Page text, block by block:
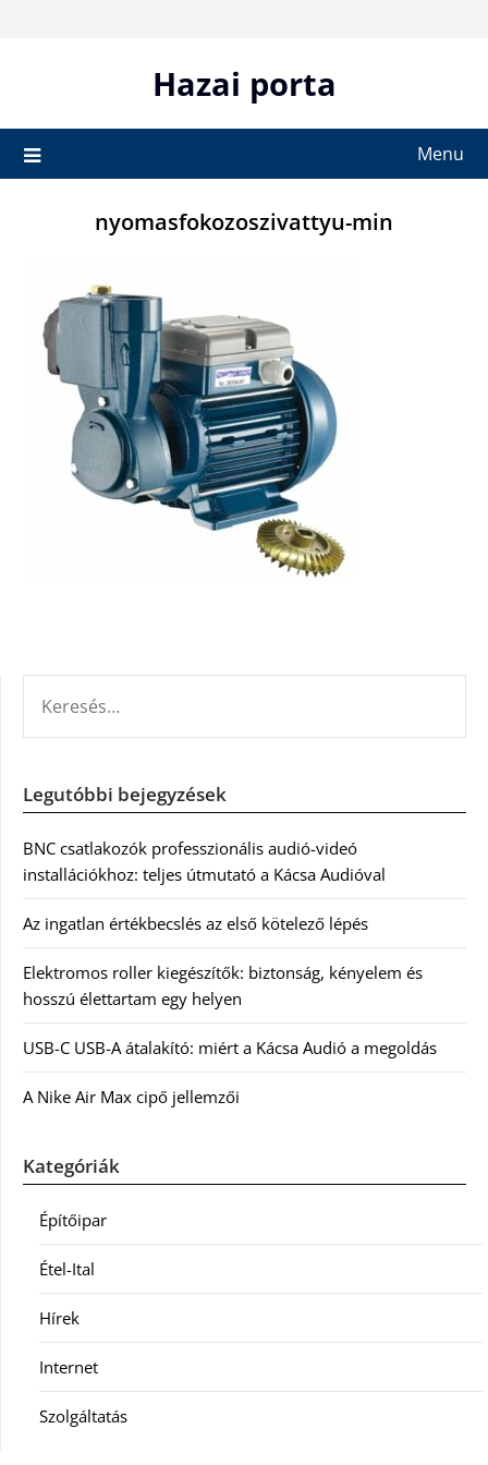
Hazai porta
Menu
nyomasfokozoszivattyu-min
Legutóbbi bejegyzések
BNC csatlakozók professzionális audió-videó
installációkhoz: teljes útmutató a Kácsa Audióval
Az ingatlan értékbecslés az első kötelező lépés
Elektromos roller kiegészítők: biztonság, kényelem és
hosszú élettartam egy helyen
USB-C USB-A átalakító: miért a Kácsa Audió a megoldás
A Nike Air Max cipő jellemzői
Kategóriák
Építőipar
Étel-Ital
Hírek
Internet
Szolgáltatás